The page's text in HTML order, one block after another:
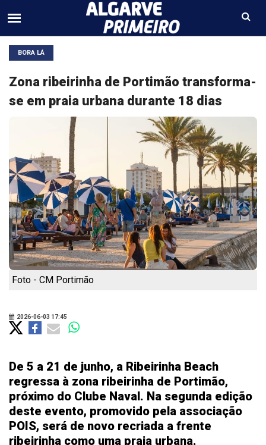
BORA LÁ
Zona ribeirinha de Portimão transforma-
se em praia urbana durante 18 dias
Foto - CM Portimão
2026-06-03 17:45
De 5 a 21 de junho, a Ribeirinha Beach
regressa à zona ribeirinha de Portimão,
próximo do Clube Naval. Na segunda edição
deste evento, promovido pela associação
POIS, será de novo recriada a frente
ribeirinha como uma praia urbana.